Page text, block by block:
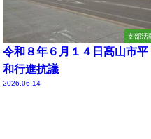
支部活
令和８年６月１４日高山市平
和行進抗議
2026.06.14